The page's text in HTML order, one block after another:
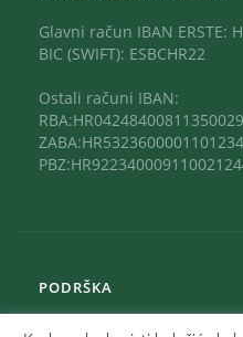
Glavni račun IBAN ERSTE:
BIC (SWIFT): ESBCHR22
Ostali računi IBAN:
PODRŠKA